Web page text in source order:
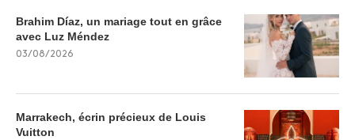
Brahim Díaz, un mariage tout en grâce
avec Luz Méndez
03/08/2026
Marrakech, écrin précieux de Louis
Vuitton